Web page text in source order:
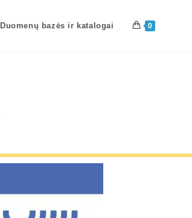
Duomenų bazės ir katalogai 0